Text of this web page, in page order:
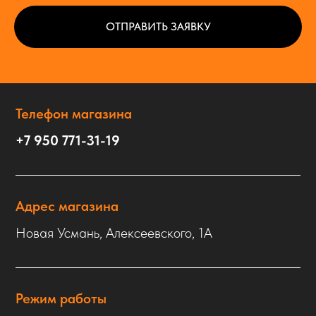
ОТПРАВИТЬ ЗАЯВКУ
Телефон магазина
+7 950 771-31-19
Адрес магазина
Новая Усмань, Алексеевского, 1А
Режим работы